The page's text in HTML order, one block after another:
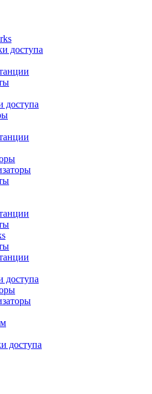
доступа
доступа
доступа
доступа